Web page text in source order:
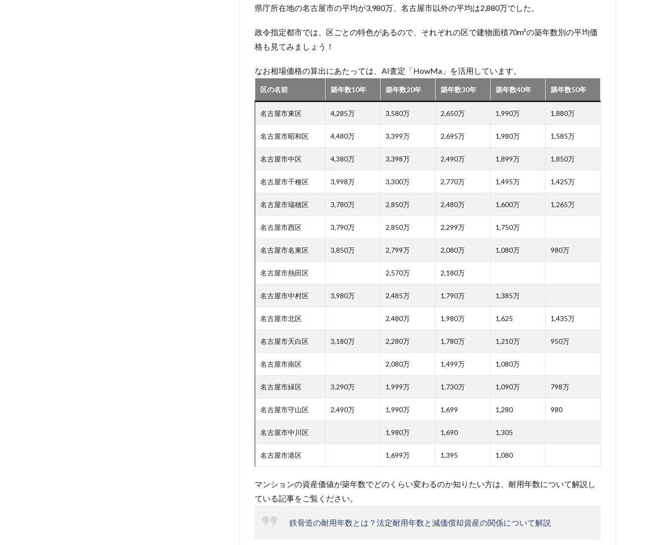
県庁所在地の名古屋市の平均が3,980万、名古屋市以外の平均は2,880万でした。
政令指定都市では、区ごとの特色があるので、それぞれの区で建物面積70m²の築年数別の平均価
格も見てみましょう！
なお相場価格の算出にあたっては、AI査定「HowMa」を活用しています。
区の名前 築年数10年 築年数20年 築年数30年 築年数40年 築年数50年
名古屋市東区 4,285万 3,580万 2,650万 1,990万 1,880万
名古屋市昭和区 4,480万 3,399万 2,695万 1,980万 1,585万
名古屋市中区 4,380万 3,398万 2,490万 1,899万 1,850万
名古屋市千種区 3,998万 3,300万 2,770万 1,495万 1,425万
名古屋市瑞穂区 3,780万 2,850万 2,480万 1,600万 1,265万
名古屋市西区 3,790万 2,850万 2,299万 1,750万
名古屋市名東区 3,850万 2,799万 2,080万 1,080万 980万
名古屋市熱田区 2,570万 2,180万
名古屋市中村区 3,980万 2,485万 1,790万 1,385万
名古屋市北区 2,480万 1,980万 1,625 1,435万
名古屋市天白区 3,180万 2,280万 1,780万 1,210万 950万
名古屋市南区 2,080万 1,499万 1,080万
名古屋市緑区 3,290万 1,999万 1,730万 1,090万 798万
名古屋市守山区 2,490万 1,990万 1,699 1,280 980
名古屋市中川区 1,980万 1,690 1,305
名古屋市港区 1,699万 1,395 1,080
マンションの資産価値が築年数でどのくらい変わるのか知りたい方は、耐用年数について解説し
ている記事をご覧ください。
鉄骨造の耐用年数とは？法定耐用年数と減価償却資産の関係について解説